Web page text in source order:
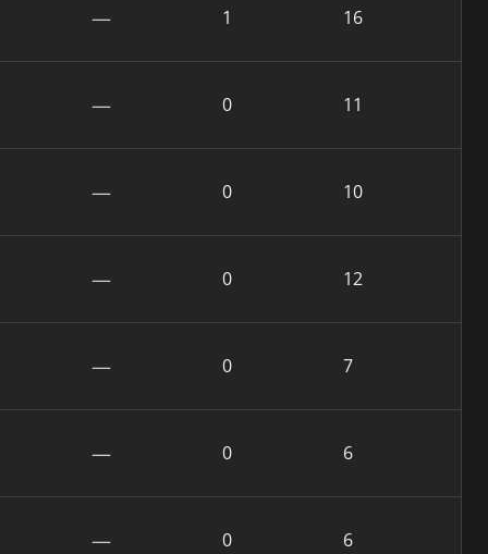
— 1 16
— 0 11
— 0 10
— 0 12
— 0 7
— 0 6
— 0 6